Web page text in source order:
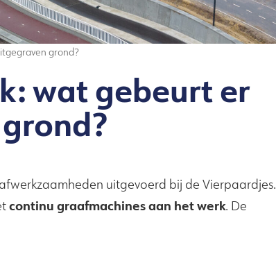
grond?
wat gebeurt er
uitgevoerd bij de Vierpaardjes.
continu graafmachines aan het werk. De